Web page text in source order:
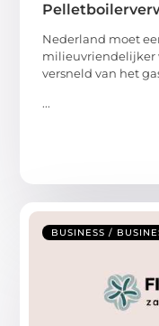
Nederland moet
milieuvriendelijker
versneld van het
...
BUSINESS /